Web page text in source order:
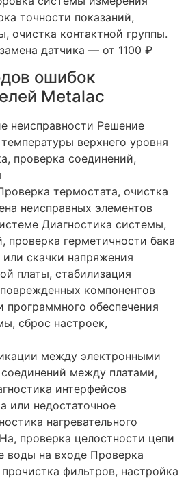
точности показаний,
очистка контактной группы.
датчика — от 1100 ₽
ошибок
Metalac
неисправности Решение
верхнего уровня
проверка соединений,
термостата, очистка
неисправных элементов
Диагностика системы,
проверка герметичности бака
скачки напряжения
платы, стабилизация
компонентов
программного обеспечения
сброс настроек,
между электронными
между платами,
интерфейсов
или недостаточное
нагревательного
проверка целостности цепи
воды на входе Проверка
фильтров, настройка